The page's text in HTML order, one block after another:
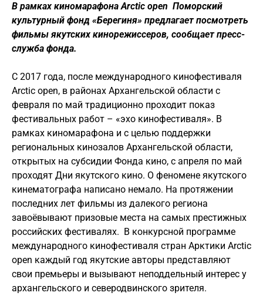
В рамках киномарафонаArctic open Поморский
культурный фонд «Берегиня» предлагает посмотреть
фильмы якутских кинорежиссеров, сообщает пресс-
служба фонда.
С 2017 года, после международного кинофестиваля
Arctic open, в районах Архангельской области с
февраля по май традиционно проходит показ
фестивальных работ – «эхо кинофестиваля». В
рамках киномарафона и с целью поддержки
региональных кинозалов Архангельской области,
открытых на субсидии Фонда кино, с апреля по май
проходят Дни якутского кино. О феномене якутского
кинематографа написано немало. На протяжении
последних лет фильмы из далекого региона
завоёвывают призовые места на самых престижных
российских фестивалях. В конкурсной программе
международного кинофестиваля стран Арктики Arctic
open каждый год якутские авторы представляют
свои премьеры и вызывают неподдельный интерес у
архангельского и северодвинского зрителя.